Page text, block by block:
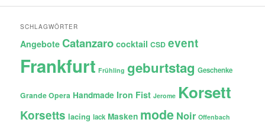
SCHLAGWÖRTER
Angebote Catanzaro cocktail CSD event
Frankfurt Frühling geburtstag Geschenke
Grande Opera Handmade Iron Fist Jerome Korsett
Korsetts lacing lack Masken mode Noir Offenbach